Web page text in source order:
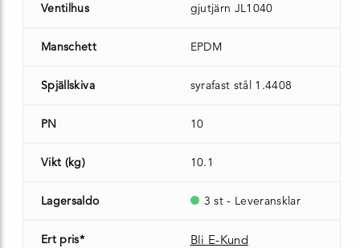
Ventilhus gjutjärn JL1040
Manschett EPDM
Spjällskiva syrafast stål 1.4408
PN 10
Vikt (kg) 10.1
Lagersaldo 3 st - Leveransklar
Ert pris* Bli E-Kund